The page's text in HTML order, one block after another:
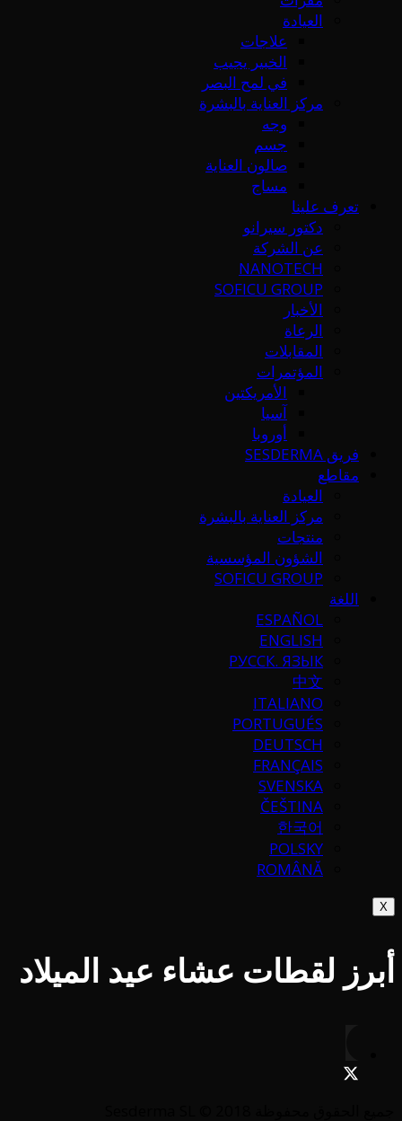
العيادة
علاجات
الخبير يجيب
في لمح البصر
مركز العناية بالبشرة
وجه
جسم
صالون العناية
مساج
تعرف علينا
دكتور سيرانو
عن الشركة
NANOTECH
SOFICU GROUP
الأخبار
الرعاة
المقابلات
المؤتمرات
الأمريكتين
آسيا
أوروبا
فريق SESDERMA
مقاطع
العيادة
مركز العناية بالبشرة
منتجات
الشؤون المؤسسية
SOFICU GROUP
اللغة
ESPAÑOL
ENGLISH
РУССК. ЯЗЫК
中文
ITALIANO
PORTUGUÉS
DEUTSCH
FRANÇAIS
SVENSKA
ČEŠTINA
한국어
POLSKY
ROMÂNĂ
X
أبرز لقطات عشاء عيد الميلاد